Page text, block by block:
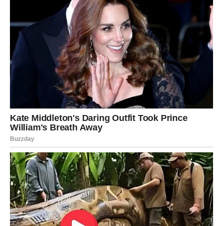
Ribe danas osećaju pojačanu romantiku. Ako ste u vezi,
dan je idealan za bliskost i nežnost.
Slobodne Ribe mogu upoznati osobu koja im odmah
“legne” – ali pazite da ne idealizujete.
Poruka dana: Ljubav je lepa kada je realna.